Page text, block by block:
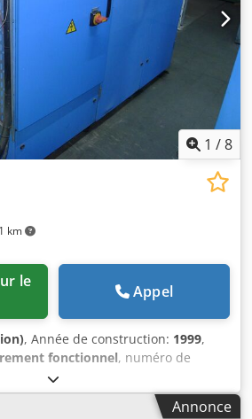
1 /8
km
Appel
, Année de construction: 1999,
fonctionnel, numéro de
, type de carburant:
m³/h, pression de service:8 barre,
, ÉtatAnnonce